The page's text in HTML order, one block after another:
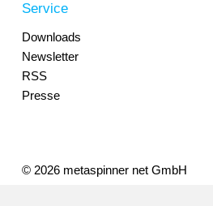
Service
Downloads
Newsletter
RSS
Presse
© 2026 metaspinner net GmbH